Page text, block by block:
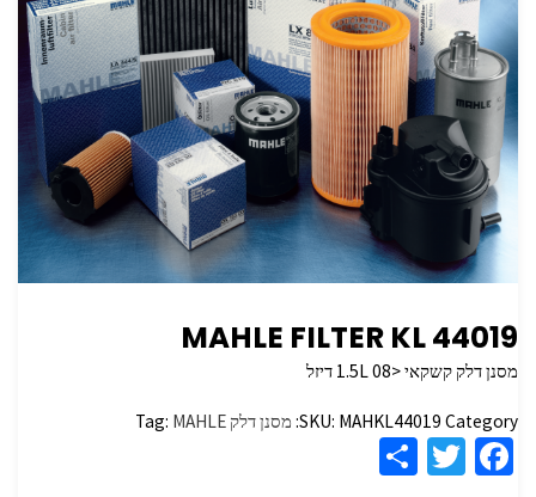
MAHLE FILTER KL 44019
מסנן דלק קשקאי <1.5L 08 דיזל
SKU: MAHKL44019 Category: מסנן דלק Tag: MAHLE
Fa
T